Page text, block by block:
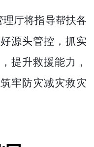
厅将指导帮扶各
源头管控，抓实
提升救援能力，
牢防灾减灾救灾